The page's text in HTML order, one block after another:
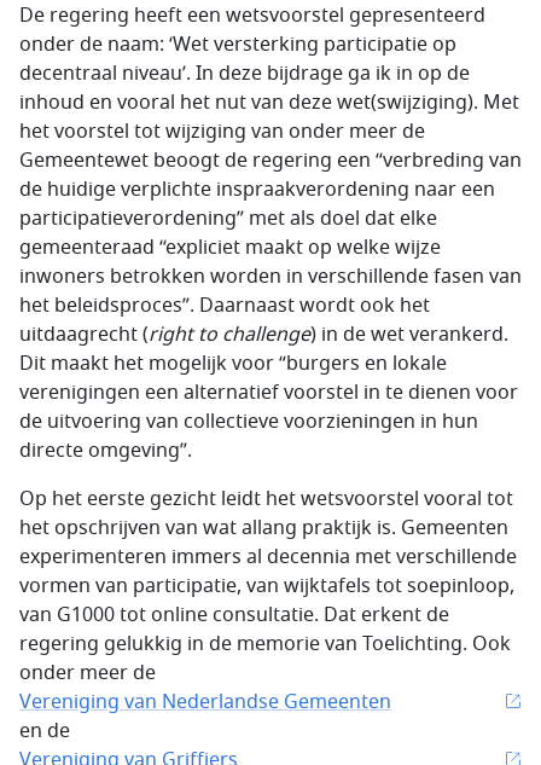
De regering heeft een wetsvoorstel gepresenteerd
onder de naam: ‘Wet versterking participatie op
decentraal niveau’. In deze bijdrage ga ik in op de
inhoud en vooral het nut van deze wet(swijziging). Met
het voorstel tot wijziging van onder meer de
Gemeentewet beoogt de regering een “verbreding van
de huidige verplichte inspraakverordening naar een
participatieverordening” met als doel dat elke
gemeenteraad “expliciet maakt op welke wijze
inwoners betrokken worden in verschillende fasen van
het beleidsproces”. Daarnaast wordt ook het
uitdaagrecht (right to challenge) in de wet verankerd.
Dit maakt het mogelijk voor “burgers en lokale
verenigingen een alternatief voorstel in te dienen voor
de uitvoering van collectieve voorzieningen in hun
directe omgeving”.
Op het eerste gezicht leidt het wetsvoorstel vooral tot
het opschrijven van wat allang praktijk is. Gemeenten
experimenteren immers al decennia met verschillende
vormen van participatie, van wijktafels tot soepinloop,
van G1000 tot online consultatie. Dat erkent de
regering gelukkig in de memorie van Toelichting. Ook
onder meer de
Vereniging van Nederlandse Gemeenten
en de